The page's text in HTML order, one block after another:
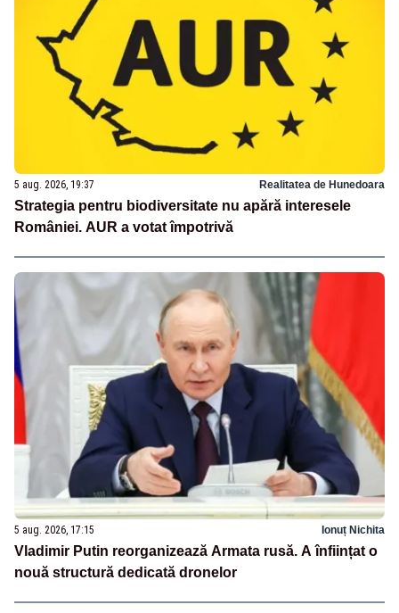
5 aug. 2026, 19:37 Realitatea de Hunedoara
Strategia pentru biodiversitate nu apără interesele
României. AUR a votat împotrivă
5 aug. 2026, 17:15 Ionuț Nichita
Vladimir Putin reorganizează Armata rusă. A înființat o
nouă structură dedicată dronelor